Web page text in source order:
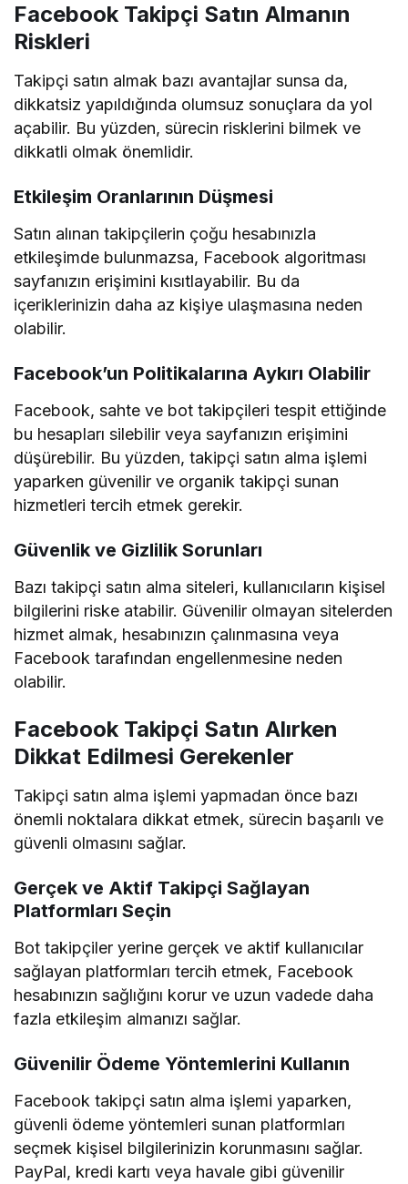
Facebook Takipçi Satın Almanın
Riskleri
Takipçi satın almak bazı avantajlar sunsa da,
dikkatsiz yapıldığında olumsuz sonuçlara da yol
açabilir. Bu yüzden, sürecin risklerini bilmek ve
dikkatli olmak önemlidir.
Etkileşim Oranlarının Düşmesi
Satın alınan takipçilerin çoğu hesabınızla
etkileşimde bulunmazsa, Facebook algoritması
sayfanızın erişimini kısıtlayabilir. Bu da
içeriklerinizin daha az kişiye ulaşmasına neden
olabilir.
Facebook’un Politikalarına Aykırı Olabilir
Facebook, sahte ve bot takipçileri tespit ettiğinde
bu hesapları silebilir veya sayfanızın erişimini
düşürebilir. Bu yüzden, takipçi satın alma işlemi
yaparken güvenilir ve organik takipçi sunan
hizmetleri tercih etmek gerekir.
Güvenlik ve Gizlilik Sorunları
Bazı takipçi satın alma siteleri, kullanıcıların kişisel
bilgilerini riske atabilir. Güvenilir olmayan sitelerden
hizmet almak, hesabınızın çalınmasına veya
Facebook tarafından engellenmesine neden
olabilir.
Facebook Takipçi Satın Alırken
Dikkat Edilmesi Gerekenler
Takipçi satın alma işlemi yapmadan önce bazı
önemli noktalara dikkat etmek, sürecin başarılı ve
güvenli olmasını sağlar.
Gerçek ve Aktif Takipçi Sağlayan
Platformları Seçin
Bot takipçiler yerine gerçek ve aktif kullanıcılar
sağlayan platformları tercih etmek, Facebook
hesabınızın sağlığını korur ve uzun vadede daha
fazla etkileşim almanızı sağlar.
Güvenilir Ödeme Yöntemlerini Kullanın
Facebook takipçi satın alma işlemi yaparken,
güvenli ödeme yöntemleri sunan platformları
seçmek kişisel bilgilerinizin korunmasını sağlar.
PayPal, kredi kartı veya havale gibi güvenilir